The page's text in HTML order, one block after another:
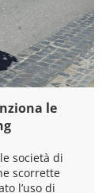
le
società di
scorrette
l’uso di